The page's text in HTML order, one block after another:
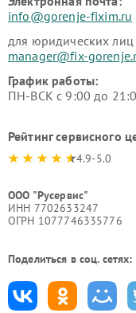
info@gorenje-fixim.ru
для юридических лиц
manager@fix-
График работы:
ПН-ВСК с 9:00 до
Рейтинг сервисного
4.9-5.0
ООО "Русервис"
ИНН 7702633247
ОГРН 1077746335776
Поделиться в соц. сетях: